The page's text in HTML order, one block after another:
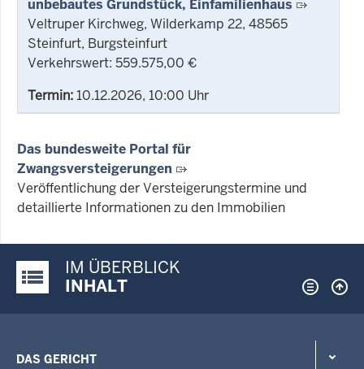
unbebautes Grundstück, Einfamilienhaus
Veltruper Kirchweg, Wilderkamp 22, 48565
Steinfurt, Burgsteinfurt
Verkehrswert: 559.575,00 €
Termin:10.12.2026, 10:00 Uhr
Das bundesweite Portal für
Zwangsversteigerungen
Veröffentlichung der Versteigerungstermine und
detaillierte Informationen zu den Immobilien
Justiz-Portal im Überblick:
IM ÜBERBLICK
INHALT
DAS GERICHT